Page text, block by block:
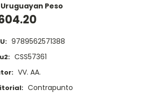
Uruguayan Peso
9789562571388
CSS57361
VV. AA.
Contrapunto